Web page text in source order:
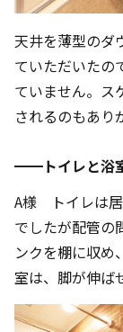
天井を薄型のダ
ていただいたの
ていません。ス
されるのもあり
━━トイレと浴
A様 トイレは居
でしたが配管の
ンクを棚に収め
室は、脚が伸ば